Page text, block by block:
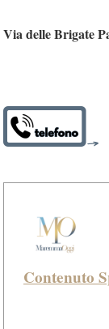
Via delle Brigate
Contenuto